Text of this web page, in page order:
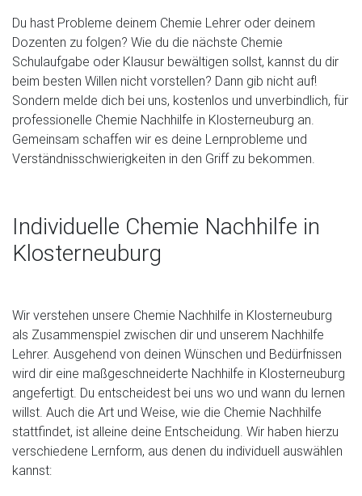
Du hast Probleme deinem Chemie Lehrer oder deinem
Dozenten zu folgen? Wie du die nächste Chemie
Schulaufgabe oder Klausur bewältigen sollst, kannst du dir
beim besten Willen nicht vorstellen? Dann gib nicht auf!
Sondern melde dich bei uns, kostenlos und unverbindlich, für
professionelle Chemie Nachhilfe in Klosterneuburg an.
Gemeinsam schaffen wir es deine Lernprobleme und
Verständnisschwierigkeiten in den Griff zu bekommen.
Individuelle Chemie Nachhilfe in
Klosterneuburg
Wir verstehen unsere Chemie Nachhilfe in Klosterneuburg
als Zusammenspiel zwischen dir und unserem Nachhilfe
Lehrer. Ausgehend von deinen Wünschen und Bedürfnissen
wird dir eine maßgeschneiderte Nachhilfe in Klosterneuburg
angefertigt. Du entscheidest bei uns wo und wann du lernen
willst. Auch die Art und Weise, wie die Chemie Nachhilfe
stattfindet, ist alleine deine Entscheidung. Wir haben hierzu
verschiedene Lernform, aus denen du individuell auswählen
kannst: